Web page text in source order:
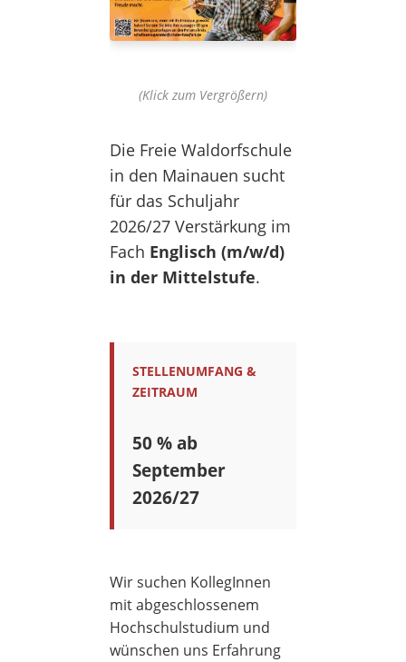
(Klick zum Vergrößern)
Die Freie Waldorfschule
in den Mainauen sucht
für das Schuljahr
2026/27 Verstärkung im
Fach Englisch (m/w/d)
in der Mittelstufe.
STELLENUMFANG &
ZEITRAUM
50 % ab
September
2026/27
Wir suchen KollegInnen
mit abgeschlossenem
Hochschulstudium und
wünschen uns Erfahrung